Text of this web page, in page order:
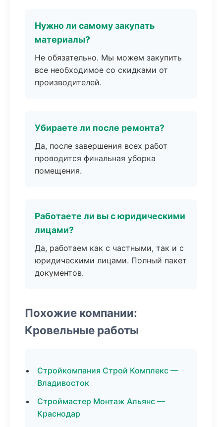
Нужно ли самому закупать
материалы?
Не обязательно. Мы можем закупить
все необходимое со скидками от
производителей.
Убираете ли после ремонта?
Да, после завершения всех работ
проводится финальная уборка
помещения.
Работаете ли вы с юридическими
лицами?
Да, работаем как с частными, так и с
юридическими лицами. Полный пакет
документов.
Похожие компании:
Кровельные работы
Стройкомпания Строй Комплекс —
Владивосток
Строймастер Монтаж Альянс —
Краснодар